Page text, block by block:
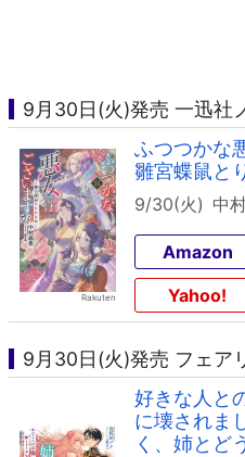
9月30日(火)発売 一迅社
ふつつかな
雛宮蝶鼠と
9/30(火) 中
Amazon
Yahoo!
9月30日(火)発売 フェア
好きな人と
に壊されま
く、姉とど